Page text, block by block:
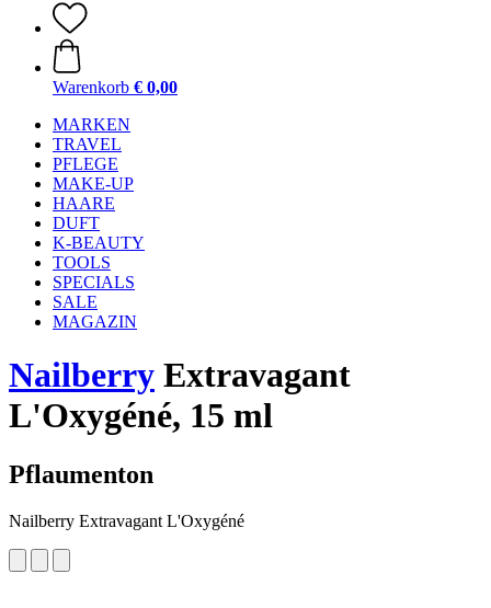
Warenkorb € 0,00
MARKEN
TRAVEL
PFLEGE
MAKE-UP
HAARE
DUFT
K-BEAUTY
TOOLS
SPECIALS
SALE
MAGAZIN
Nailberry Extravagant
L'Oxygéné, 15 ml
Pflaumenton
Nailberry Extravagant L'Oxygéné